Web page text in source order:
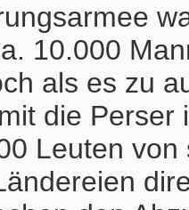
10.000
als es zu
die
Leuten